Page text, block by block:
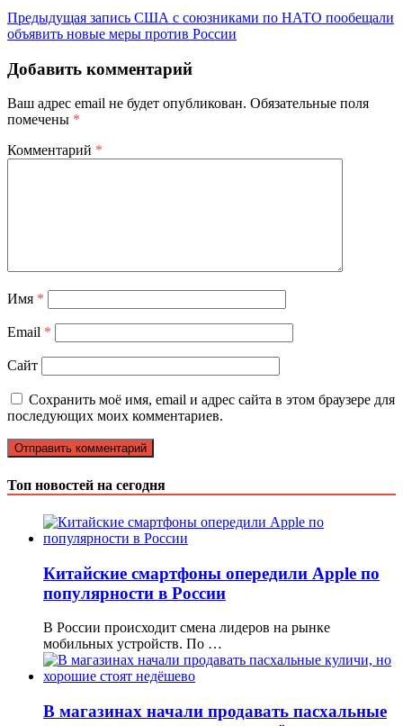
Предыдущая запись США с союзниками по НАТО пообещали
объявить новые меры против России
Добавить комментарий
Ваш адрес email не будет опубликован. Обязательные поля
помечены *
Комментарий *
Имя *
Email *
Сайт
Сохранить моё имя, email и адрес сайта в этом браузере для
последующих моих комментариев.
Топ новостей на сегодня
Китайские смартфоны опередили Apple по
популярности в России
В России происходит смена лидеров на рынке
мобильных устройств. По …
В магазинах начали продавать пасхальные